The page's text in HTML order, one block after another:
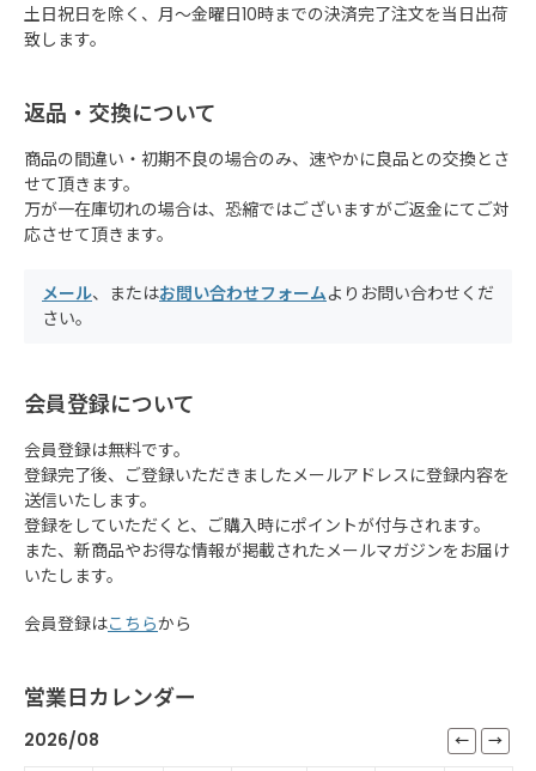
土日祝日を除く、月～金曜日10時までの決済完了注文を当日出荷
致します。
返品・交換について
商品の間違い・初期不良の場合のみ、速やかに良品との交換とさ
せて頂きます。
万が一在庫切れの場合は、恐縮ではございますがご返金にてご対
応させて頂きます。
メール、またはお問い合わせフォームよりお問い合わせくだ
さい。
会員登録について
会員登録は無料です。
登録完了後、ご登録いただきましたメールアドレスに登録内容を
送信いたします。
登録をしていただくと、ご購入時にポイントが付与されます。
また、新商品やお得な情報が掲載されたメールマガジンをお届け
いたします。
会員登録はこちらから
営業日カレンダー
2026/08